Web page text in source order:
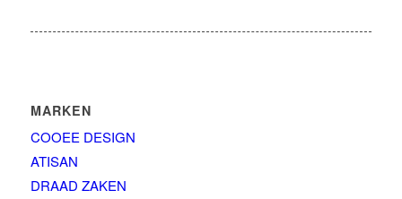
MARKEN
COOEE DESIGN
ATISAN
DRAAD ZAKEN